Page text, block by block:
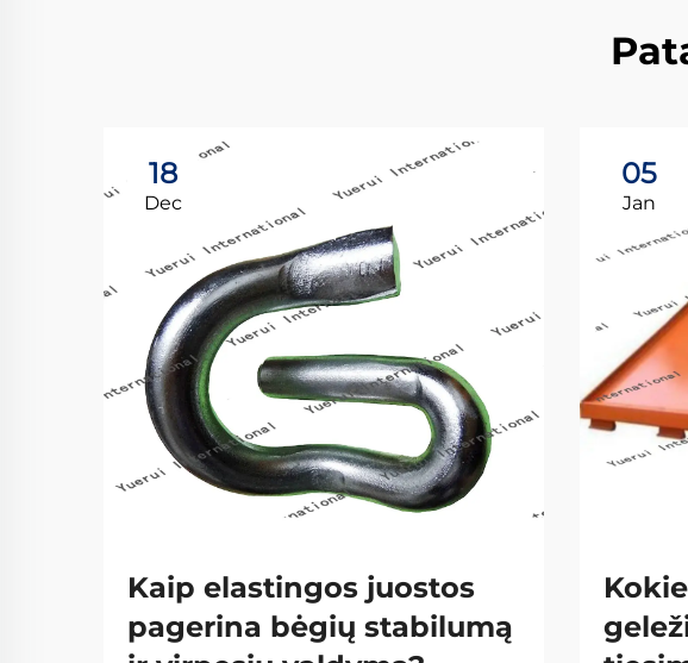
18
Dec
Kaip elastingos juostos
pagerina bėgių stabilumą
05
Jan